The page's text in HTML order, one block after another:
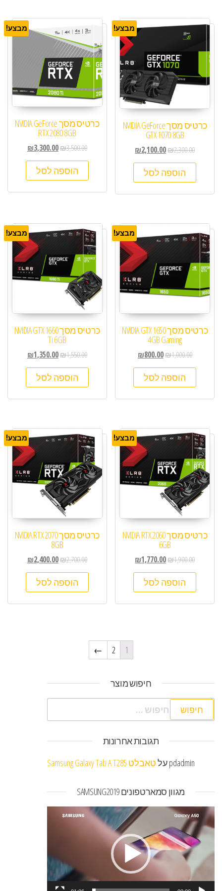
מבצע!
כרטיס מסך NVIDIA GeForce
GTX 1070 8GB
₪2,300.00
₪2,100.00
הוספה לסל
מבצע!
כרטיס מסך NVIDIA GeForce
RTX 2080 8GB
₪3,500.00
₪3,300.00
הוספה לסל
מבצע!
כרטיס מסך NVIDIA GTX 1650
4GB Gaming
₪1,000.00
₪800.00
הוספה לסל
מבצע!
כרטיס מסך NVIDIA GTX 1660
Ti 6GB
₪1,550.00
₪1,350.00
הוספה לסל
מבצע!
כרטיס מסך NVIDIA RTX 2060
6GB
₪1,900.00
₪1,770.00
הוספה לסל
מבצע!
כרטיס מסך NVIDIA RTX 2070
8GB
₪2,700.00
₪2,400.00
הוספה לסל
1
2
←
חיפוש מוצר
חיפוש:
תגובות אחרונות
pdadminעלטאבלט Samsung Galaxy Tab A T285
מגוון סמארטפונים SAMSUNG2019
נגן
וידאו